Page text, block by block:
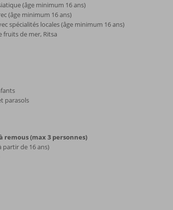
(âge minimum 16 ans)
(âge minimum 16 ans)
spécialités locales (âge minimum 16 ans)
fruits de mer, Ritsa
parasols
remous (max 3 personnes)
partir de 16 ans)